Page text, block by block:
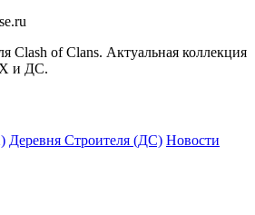
Clash of Clans. Актуальная коллекция
и ДС.
Деревня Строителя (ДС) Новости